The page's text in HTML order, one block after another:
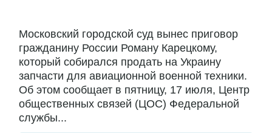
Московский городской суд вынес приговор
гражданину России Роману Карецкому,
который собирался продать на Украину
запчасти для авиационной военной техники.
Об этом сообщает в пятницу, 17 июля, Центр
общественных связей (ЦОС) Федеральной
службы...